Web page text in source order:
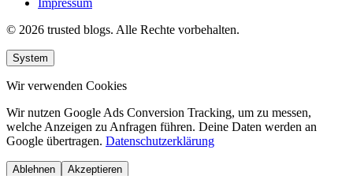
© 2026 trusted blogs. Alle Rechte vorbehalten.
System
Wir verwenden Cookies
Wir nutzen Google Ads Conversion Tracking, um zu messen,
welche Anzeigen zu Anfragen führen. Deine Daten werden an
Google übertragen. Datenschutzerklärung
Ablehnen Akzeptieren